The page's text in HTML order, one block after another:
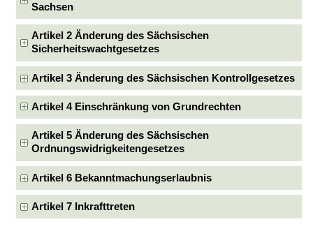
Sachsen
Artikel 2 Änderung des Sächsischen
Sicherheitswachtgesetzes
Artikel 3 Änderung des Sächsischen Kontrollgesetzes
Artikel 4 Einschränkung von Grundrechten
Artikel 5 Änderung des Sächsischen
Ordnungswidrigkeitengesetzes
Artikel 6 Bekanntmachungserlaubnis
Artikel 7 Inkrafttreten